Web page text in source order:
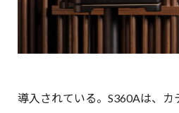
導入されている。S360Aは、